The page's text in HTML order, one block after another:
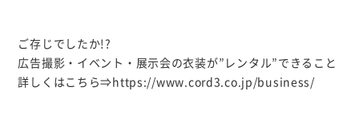
ご存じでしたか!?
広告撮影・イベント・展示会の衣装が”レンタル”できること
詳しくはこちら⇒ https://www.cord3.co.jp/business/